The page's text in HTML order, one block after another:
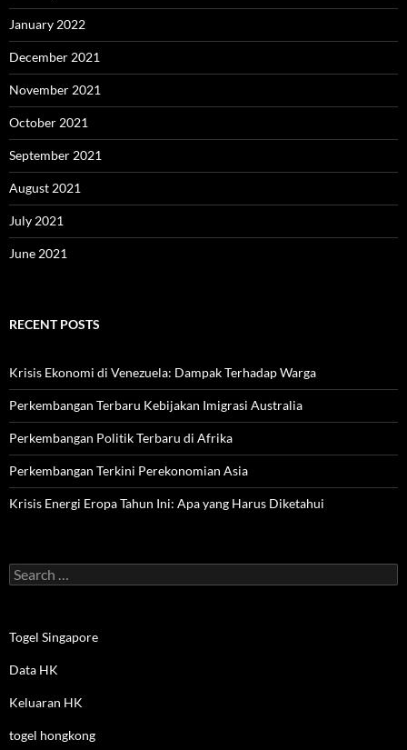
January 2022
December 2021
November 2021
October 2021
September 2021
August 2021
July 2021
June 2021
RECENT POSTS
Krisis Ekonomi di Venezuela: Dampak Terhadap Warga
Perkembangan Terbaru Kebijakan Imigrasi Australia
Perkembangan Politik Terbaru di Afrika
Perkembangan Terkini Perekonomian Asia
Krisis Energi Eropa Tahun Ini: Apa yang Harus Diketahui
Search
for:
Togel Singapore
Data HK
Keluaran HK
togel hongkong